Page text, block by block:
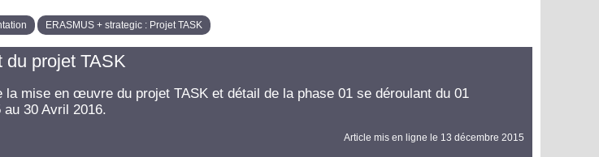
ERASMUS + strategic : Projet TASK
du projet TASK
la mise en œuvre du projet TASK et détail de la phase 01 se déroulant du 01
30 Avril 2016.
Article mis en ligne le 13 décembre 2015